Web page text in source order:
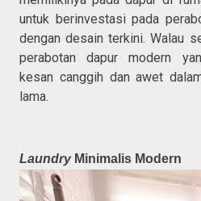
untuk berinvestasi pada
dengan desain terkini. Walau
perabotan dapur modern
kesan canggih dan awet
lama.
Laundry Minimalis Modern